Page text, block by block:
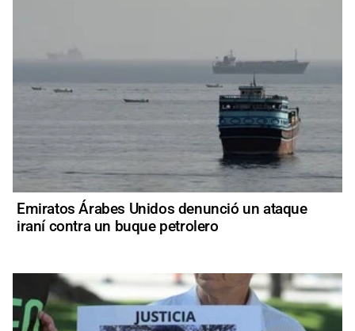
Emiratos Árabes Unidos denunció un ataque
iraní contra un buque petrolero